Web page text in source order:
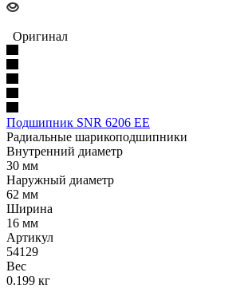
Оригинал
Подшипник SNR 6206 EE
Радиальные шарикоподшипники
Внутренний диаметр
30 мм
Наружный диаметр
62 мм
Ширина
16 мм
Артикул
54129
Вес
0.199 кг